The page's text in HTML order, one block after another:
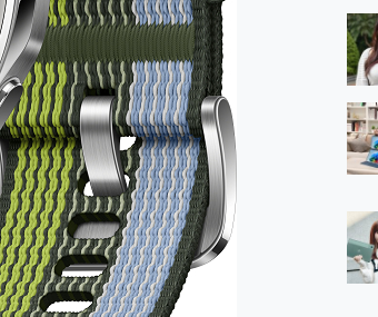
架 O-ONE MAG 最會吸的行動電源 開箱 評測
Ultra 光學長焦隨手拍，紀錄生活就是這麼簡
，登錄在送飛利浦氣炸鍋
螢幕的耳機會是智商稅嗎?
雙周卡體驗，專案價最低 NT$0 起